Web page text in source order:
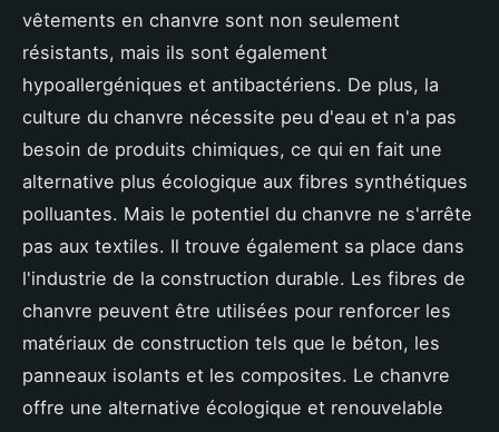
vêtements en chanvre sont non seulement
résistants, mais ils sont également
hypoallergéniques et antibactériens. De plus, la
culture du chanvre nécessite peu d'eau et n'a pas
besoin de produits chimiques, ce qui en fait une
alternative plus écologique aux fibres synthétiques
polluantes. Mais le potentiel du chanvre ne s'arrête
pas aux textiles. Il trouve également sa place dans
l'industrie de la construction durable. Les fibres de
chanvre peuvent être utilisées pour renforcer les
matériaux de construction tels que le béton, les
panneaux isolants et les composites. Le chanvre
offre une alternative écologique et renouvelable